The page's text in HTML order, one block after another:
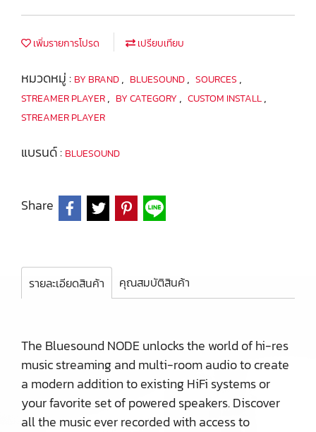
เพิ่มรายการโปรด เปรียบเทียบ
หมวดหมู่ : BY BRAND, BLUESOUND, SOURCES ,
STREAMER PLAYER, BY CATEGORY , CUSTOM INSTALL,
STREAMER PLAYER
แบรนด์ : BLUESOUND
Share
รายละเอียดสินค้า คุณสมบัติสินค้า
The Bluesound NODE unlocks the world of hi-res
music streaming and multi-room audio to create
a modern addition to existing HiFi systems or
your favorite set of powered speakers. Discover
all the music ever recorded with access to